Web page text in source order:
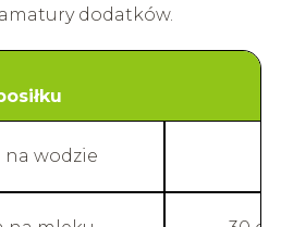
dodatków.
na wodzie